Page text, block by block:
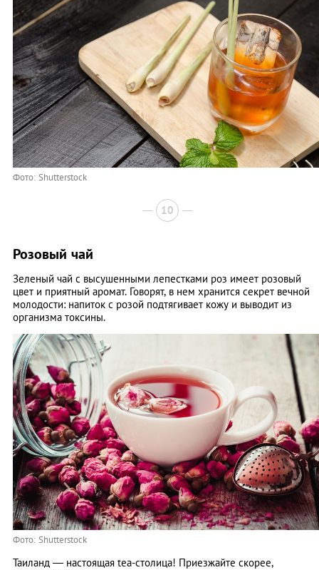
Фото: Shutterstock
10
Розовый чай
Зеленый чай с высушенными лепестками роз имеет розовый
цвет и приятный аромат. Говорят, в нем хранится секрет вечной
молодости: напиток с розой подтягивает кожу и выводит из
организма токсины.
Фото: Shutterstock
Таиланд — настоящая tea-столица! Приезжайте скорее,